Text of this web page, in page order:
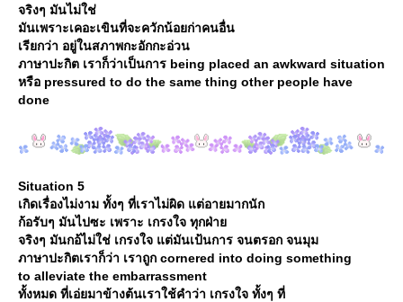
จริงๆ มันไม่ใช่
มันเพราะเคอะเขินที่จะควักน้อยก่าคนอื่น
เรียกว่า อยู่ในสภาพกะอักกะอ่วน
ภาษาปะกิต เราก็ว่าเป็นการ being placed an awkward situation
หรือ pressured to do the same thing other people have
done
Situation 5
เกิดเรื่องไม่งาม ทั้งๆ ที่เราไม่ผิด แต่อายมากนัก
ก้อรับๆ มันไปซะ เพราะ เกรงใจ ทุกฝ่า
จริงๆ มันกอ้ไม่ใช่ เกรงใจ แต่มันเป้นการ จนตรอก จนมุม
ภาษาปะกิตเราก็ว่า เราถูก cornered into doing something
to alleviate the embarrassment
ทั้งหมด ที่เอ่ยมาข้างต้นเราใช้คำว่า เกรงใจ ทั้งๆ ที่